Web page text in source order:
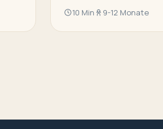
10 Min 9-12 Monate